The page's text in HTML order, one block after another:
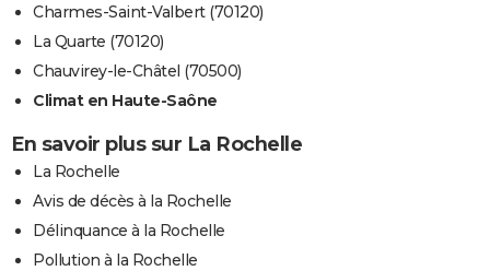
Charmes-Saint-Valbert (70120)
La Quarte (70120)
Chauvirey-le-Châtel (70500)
Climat en Haute-Saône
En savoir plus sur La Rochelle
La Rochelle
Avis de décès à la Rochelle
Délinquance à la Rochelle
Pollution à la Rochelle